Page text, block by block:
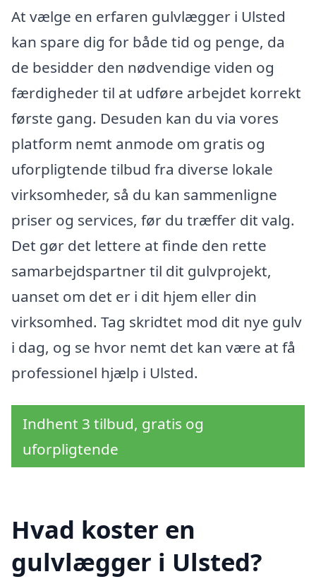
At vælge en erfaren gulvlægger i Ulsted
kan spare dig for både tid og penge, da
de besidder den nødvendige viden og
færdigheder til at udføre arbejdet korrekt
første gang. Desuden kan du via vores
platform nemt anmode om gratis og
uforpligtende tilbud fra diverse lokale
virksomheder, så du kan sammenligne
priser og services, før du træffer dit valg.
Det gør det lettere at finde den rette
samarbejdspartner til dit gulvprojekt,
uanset om det er i dit hjem eller din
virksomhed. Tag skridtet mod dit nye gulv
i dag, og se hvor nemt det kan være at få
professionel hjælp i Ulsted.
Indhent 3 tilbud, gratis og
uforpligtende
Hvad koster en
gulvlægger i Ulsted?